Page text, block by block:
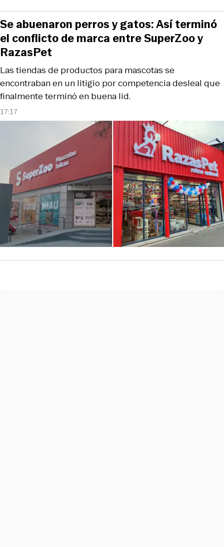
17:17
Las tiendas de productos para mascotas se
encontraban en un litigio por competencia desleal que
finalmente terminó en buena lid.
Se abuenaron perros y gatos: Así terminó
el conflicto de marca entre SuperZoo y
RazasPet